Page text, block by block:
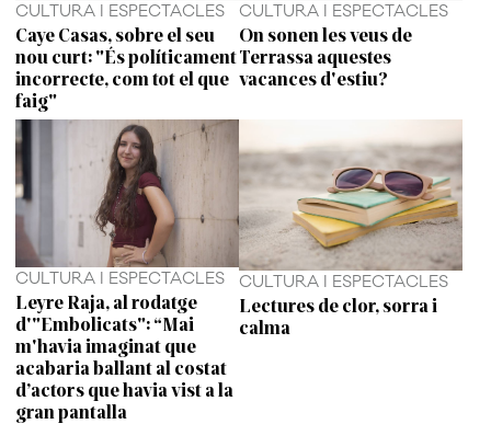
CULTURA I ESPECTACLES
Caye Casas, sobre el seu
nou curt: "És políticament
incorrecte, com tot el que
faig"
CULTURA I ESPECTACLES
On sonen les veus de
Terrassa aquestes
vacances d'estiu?
CULTURA I ESPECTACLES
Leyre Raja, al rodatge
d'"Embolicats": “Mai
m'havia imaginat que
acabaria ballant al costat
d’actors que havia vist a la
gran pantalla
CULTURA I ESPECTACLES
Lectures de clor, sorra i
calma